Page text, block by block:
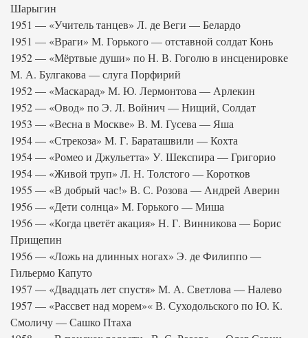
Шарыгин
1951 — «Учитель танцев» Л. де Веги — Белардо
1951 — «Враги» М. Горького — отставной солдат Конь
1952 — «Мёртвые души» по Н. В. Гоголю в инсценировке
М. А. Булгакова — слуга Порфирий
1952 — «Маскарад» М. Ю. Лермонтова — Арлекин
1952 — «Овод» по Э. Л. Войнич — Нищий, Солдат
1953 — «Весна в Москве» В. М. Гусева — Яша
1954 — «Стрекоза» М. Г. Бараташвили — Кохта
1954 — «Ромео и Джульетта» У. Шекспира — Григорио
1954 — «Живой труп» Л. Н. Толстого — Коротков
1955 — «В добрый час!» В. С. Розова — Андрей Аверин
1956 — «Дети солнца» М. Горького — Миша
1956 — «Когда цветёт акация» Н. Г. Винникова — Борис
Прищепин
1956 — «Ложь на длинных ногах» Э. де Филиппо —
Гильермо Капуто
1957 — «Двадцать лет спустя» М. А. Светлова — Налево
1957 — «Рассвет над морем»« В. Суходольского по Ю. К.
Смоличу — Сашко Птаха